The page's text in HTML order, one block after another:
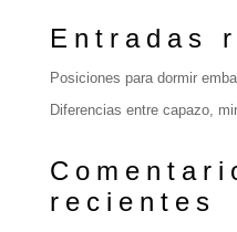
Entradas
Posiciones para dormir
Diferencias entre capazo,
recientes